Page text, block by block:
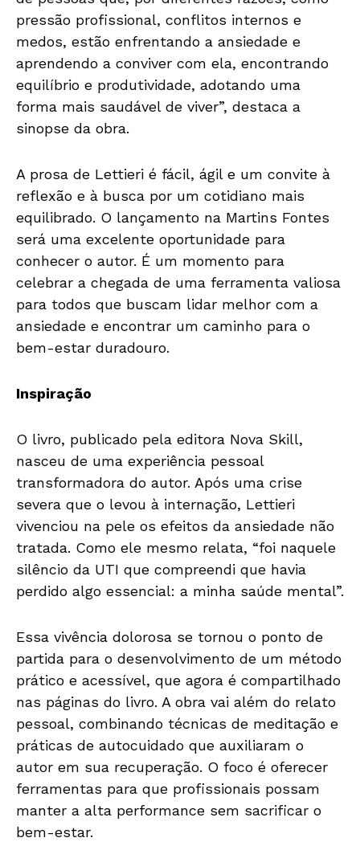
pressão profissional, conflitos internos e
medos, estão enfrentando a ansiedade e
aprendendo a conviver com ela, encontrando
equilíbrio e produtividade, adotando uma
forma mais saudável de viver”, destaca a
sinopse da obra.
A prosa de Lettieri é fácil, ágil e um convite à
reflexão e à busca por um cotidiano mais
equilibrado. O lançamento na Martins Fontes
será uma excelente oportunidade para
conhecer o autor. É um momento para
celebrar a chegada de uma ferramenta valiosa
para todos que buscam lidar melhor com a
ansiedade e encontrar um caminho para o
bem-estar duradouro.
Inspiração
O livro, publicado pela editora Nova Skill,
nasceu de uma experiência pessoal
transformadora do autor. Após uma crise
severa que o levou à internação, Lettieri
vivenciou na pele os efeitos da ansiedade não
tratada. Como ele mesmo relata, “foi naquele
silêncio da UTI que compreendi que havia
perdido algo essencial: a minha saúde mental”.
Essa vivência dolorosa se tornou o ponto de
partida para o desenvolvimento de um método
prático e acessível, que agora é compartilhado
nas páginas do livro. A obra vai além do relato
pessoal, combinando técnicas de meditação e
práticas de autocuidado que auxiliaram o
autor em sua recuperação. O foco é oferecer
ferramentas para que profissionais possam
manter a alta performance sem sacrificar o
bem-estar.